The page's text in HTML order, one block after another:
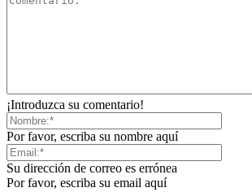
¡Introduzca su comentario!
Por favor, escriba su nombre aquí
Su dirección de correo es errónea
Por favor, escriba su email aquí